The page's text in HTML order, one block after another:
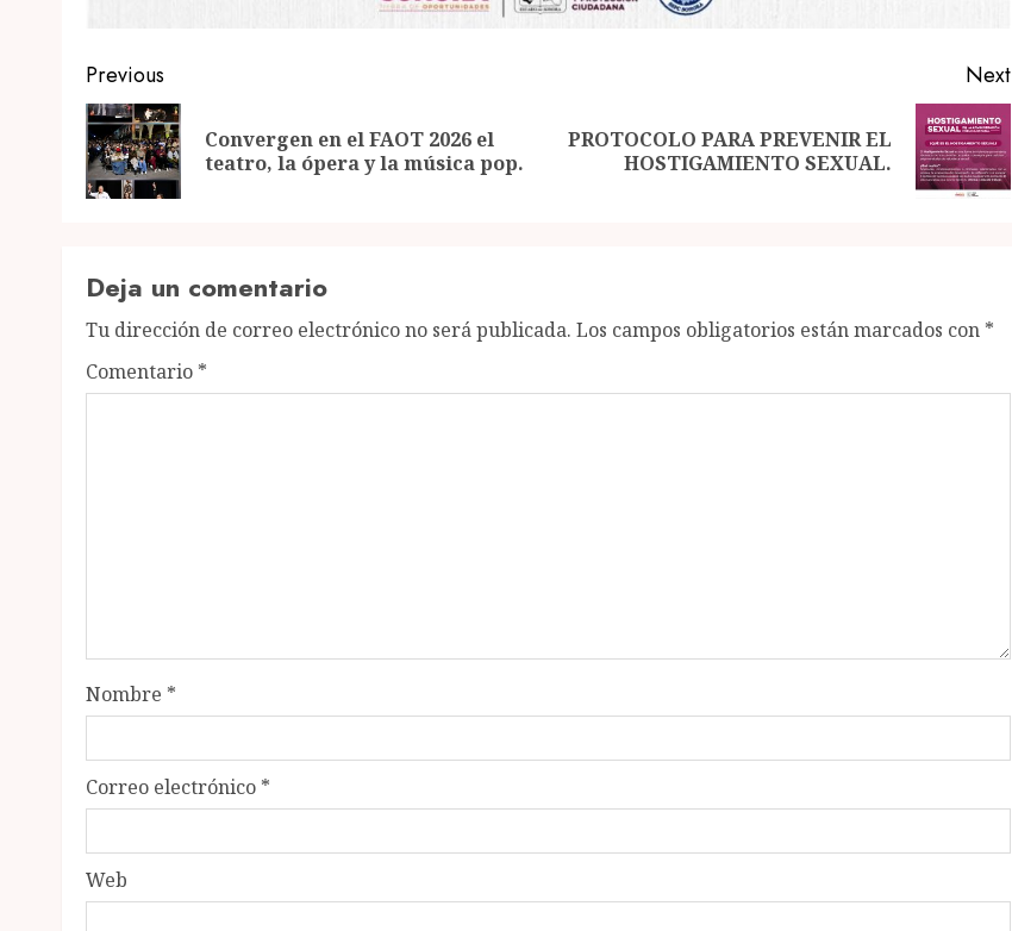
Post
navigation
Previous
Previous
Convergen en el FAOT 2026 el
teatro, la ópera y la música pop.
Next
Next
PROTOCOLO PARA PREVENIR EL
HOSTIGAMIENTO SEXUAL.
Deja un comentario
Tu dirección de correo electrónico no será publicada. Los campos obligatorios están marcados con *
Comentario *
Nombre *
Correo electrónico *
Web